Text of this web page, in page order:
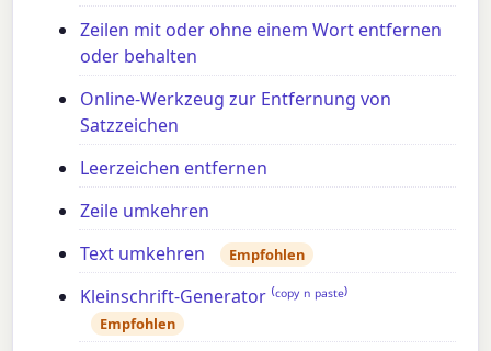
Zeilen mit oder ohne einem Wort entfernen
oder behalten
Online-Werkzeug zur Entfernung von
Satzzeichen
Leerzeichen entfernen
Zeile umkehren
Text umkehren
Empfohlen
Kleinschrift-Generator ⁽ᶜᵒᵖʸ ⁿ ᵖᵃˢᵗᵉ⁾
Empfohlen